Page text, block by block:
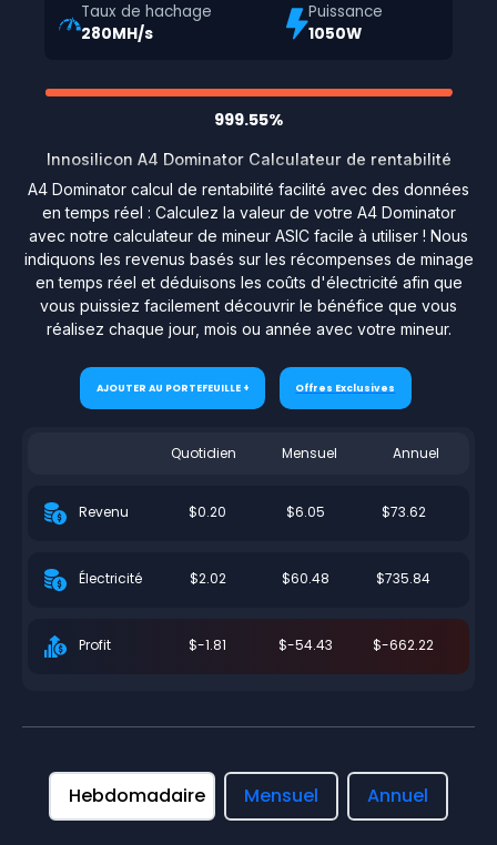
Taux de hachage
280MH/s
Puissance
1050W
999.55%
Innosilicon A4 Dominator Calculateur de rentabilité
A4 Dominator calcul de rentabilité facilité avec des données
en temps réel : Calculez la valeur de votre A4 Dominator
avec notre calculateur de mineur ASIC facile à utiliser ! Nous
indiquons les revenus basés sur les récompenses de minage
en temps réel et déduisons les coûts d'électricité afin que
vous puissiez facilement découvrir le bénéfice que vous
réalisez chaque jour, mois ou année avec votre mineur.
AJOUTER AU PORTEFEUILLE + Offres Exclusives
Quotidien Mensuel Annuel
Revenu $0.20 $6.05 $73.62
Électricité $2.02 $60.48 $735.84
Profit $-1.81 $-54.43 $-662.22
Hebdomadaire Mensuel Annuel